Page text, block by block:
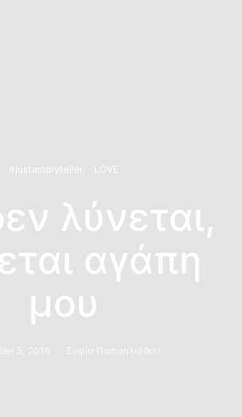
#justastoryteller LOVE
λύνεται,
αγάπη
μου